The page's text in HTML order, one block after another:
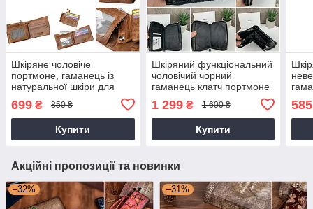
Шкіряне чоловіче
портмоне, гаманець із
натуральної шкіри для
699 ₴ 850 ₴
Купити
Шкіряний функціональний
чоловічий чорний
гаманець клатч портмоне
1 299₴ 1 600 ₴
Купити
585
Акційні пропозиції та новинки
–32% –31%